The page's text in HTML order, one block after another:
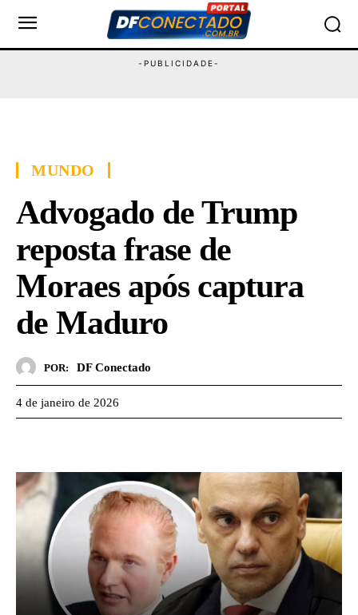
MUNDO
Advogado de Trump
reposta frase de
Moraes após captura
de Maduro
POR: DF Conectado
4 de janeiro de 2026